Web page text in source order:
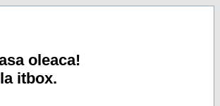
oleaca!
itbox.